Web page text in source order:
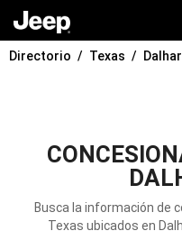
Directorio Texas
Busca la información de
Texas ubicados en